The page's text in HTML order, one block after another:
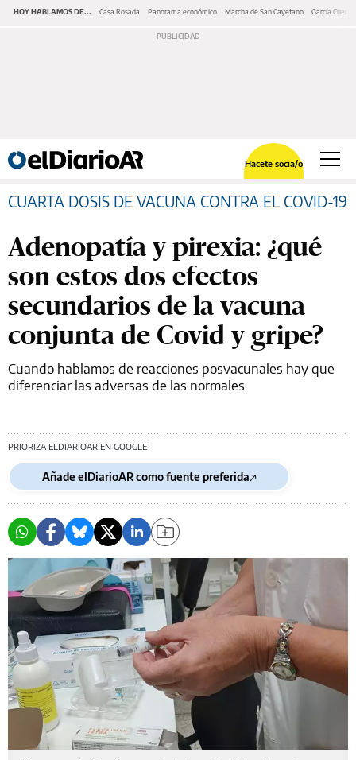
HOY HABLAMOS DE... Casa Rosada Panorama económico Marcha de San Cayetano García Cuerva
Hacete socia/o
CUARTA DOSIS DE VACUNA CONTRA EL COVID-19
Adenopatía y pirexia: ¿qué
son estos dos efectos
secundarios de la vacuna
conjunta de Covid y gripe?
Cuando hablamos de reacciones posvacunales hay que
diferenciar las adversas de las normales
PRIORIZA ELDIARIOAR EN GOOGLE
Añade elDiarioAR como fuente preferida